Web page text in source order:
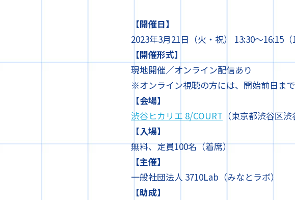
【開催日】
2023年3月21日（火・祝） 13:30～16:15（
【開催形式】
現地開催／オンライン配信あり
※オンライン視聴の方には、開始前日ま
【会場】
渋谷ヒカリエ 8/COURT （東京都渋谷区渋
【入場】
無料、定員100名（着席）
【主催】
一般社団法人 3710Lab（みなとラボ）
【助成】